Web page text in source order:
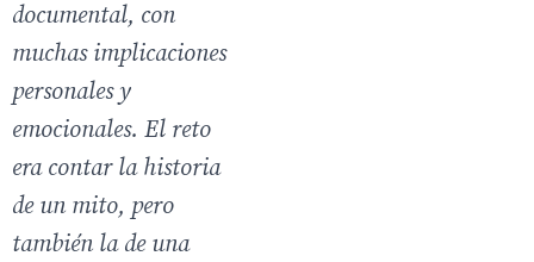
documental, con
muchas implicaciones
personales y
emocionales. El reto
era contar la historia
de un mito, pero
también la de una